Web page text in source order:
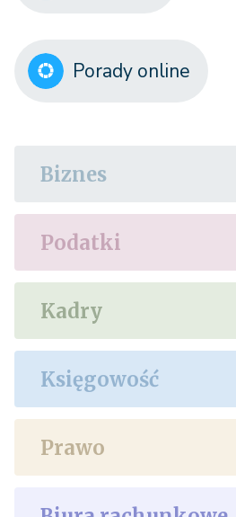
Porady online
Biznes
Podatki
Kadry
Księgowość
Prawo